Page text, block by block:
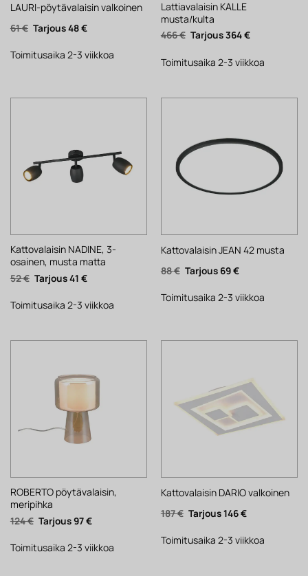
LAURI-pöytävalaisin valkoinen
61€ Alkuperäinen
hinta
61 €.
48€Nykyinen
48 €.
Toimitusaika 2-3 viikkoa
Lattiavalaisin KALLE
musta/kulta
466€ Alkuperäinen
hinta
466 €.
364€Nykyinen
364 €.
Toimitusaika 2-3 viikkoa
Kattovalaisin NADINE, 3-
osainen, musta matta
52€ Alkuperäinen
hinta
52 €.
41 €Nykyinen
41 €.
Toimitusaika 2-3 viikkoa
Kattovalaisin JEAN 42 musta
88€ Alkuperäinen
hinta
88 €.
69€Nykyinen
69 €.
Toimitusaika 2-3 viikkoa
ROBERTO pöytävalaisin,
meripihka
124€ Alkuperäinen
hinta
124 €.
97€Nykyinen
97 €.
Toimitusaika 2-3 viikkoa
Kattovalaisin DARIO valkoinen
187€ Alkuperäinen
hinta
187 €.
146€Nykyinen
146 €.
Toimitusaika 2-3 viikkoa